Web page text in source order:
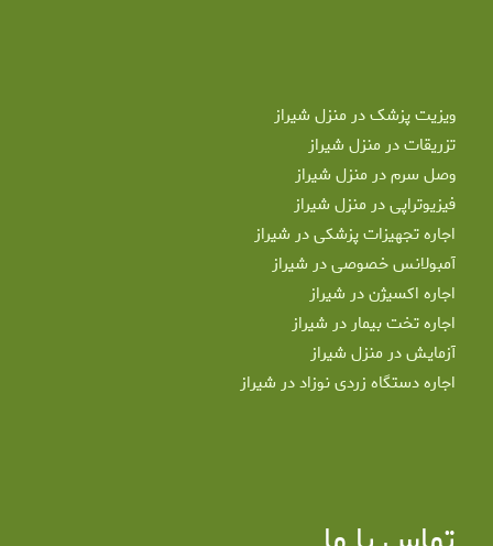
ویزیت پزشک در منزل شیراز
تزریقات در منزل شیراز
وصل سرم در منزل شیراز
فیزیوتراپی در منزل شیراز
اجاره تجهیزات پزشکی در شیراز
آمبولانس خصوصی در شیراز
اجاره اکسیژن در شیراز
اجاره تخت بیمار در شیراز
آزمایش در منزل شیراز
اجاره دستگاه زردی نوزاد در شیراز